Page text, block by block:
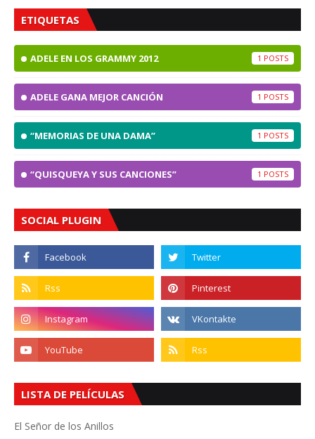
ETIQUETAS
ADELE EN LOS GRAMMY 2012 1
ADELE GANA MEJOR CANCIÓN 1
“MEMORIAS DE UNA DAMA” 1
“QUISQUEYA Y SUS CANCIONES” 1
SOCIAL PLUGIN
LISTA DE PELÍCULAS
El Señor de los Anillos